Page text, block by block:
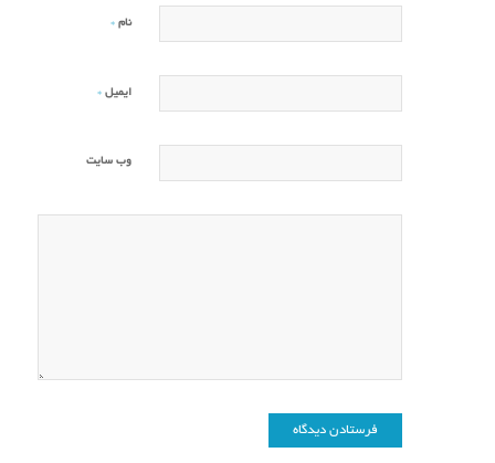
نام *
ایمیل *
وب‌ سایت